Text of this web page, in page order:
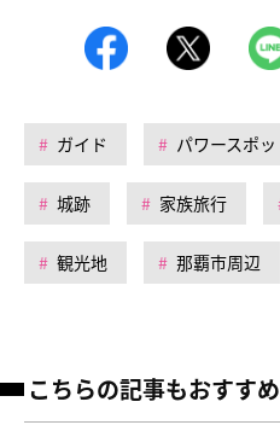
ガイド パワースポッ
城跡 家族旅行
観光地 那覇市周辺
こちらの記事もおすすめ